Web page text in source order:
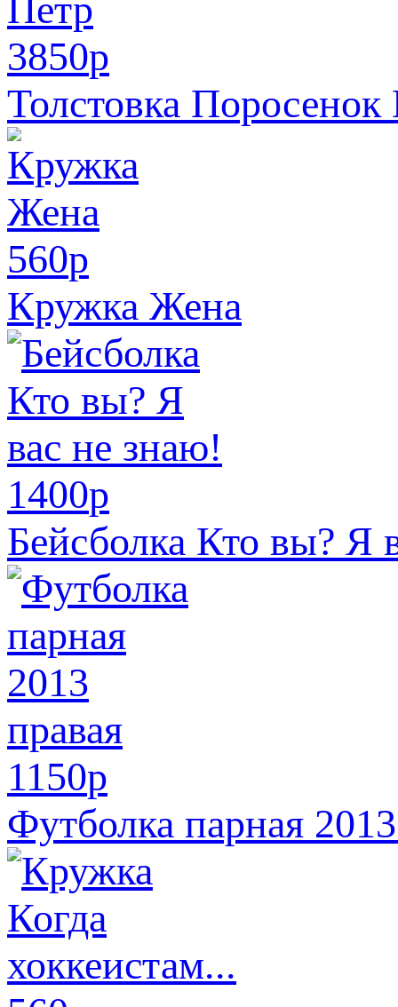
3850p
Толстовка Поросенок
560p
Кружка Жена
1400p
Бейсболка Кто вы? Я
1150p
Футболка парная